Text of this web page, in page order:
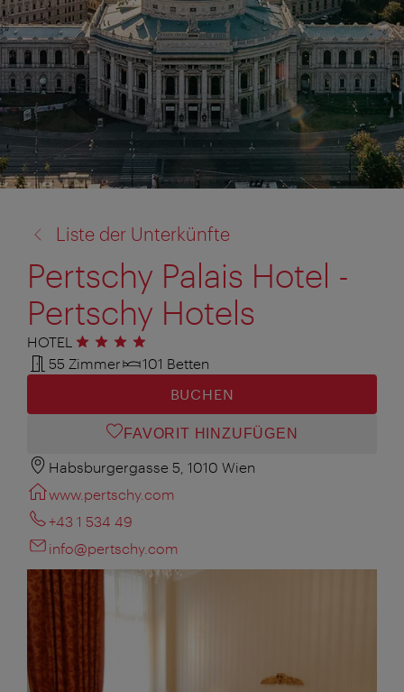
zu:
Liste der Unterkünfte
Pertschy Palais Hotel -
Pertschy Hotels
HOTEL 4 Sterne
55 Zimmer
101 Betten
BUCHEN
FAVORIT HINZUFÜGEN
Habsburgergasse 5, 1010 Wien
www.pertschy.com
+43 1 534 49
info@pertschy.com